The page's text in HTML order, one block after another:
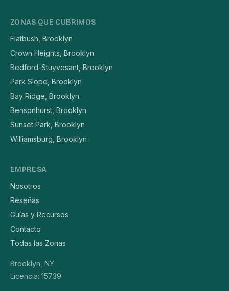
ZONAS QUE CUBRIMOS
Flatbush, Brooklyn
Crown Heights, Brooklyn
Bedford-Stuyvesant, Brooklyn
Park Slope, Brooklyn
Bay Ridge, Brooklyn
Bensonhurst, Brooklyn
Sunset Park, Brooklyn
Williamsburg, Brooklyn
EMPRESA
Nosotros
Reseñas
Guías y Recursos
Contacto
Todas las Zonas
Brooklyn, NY
Licencia: 15739